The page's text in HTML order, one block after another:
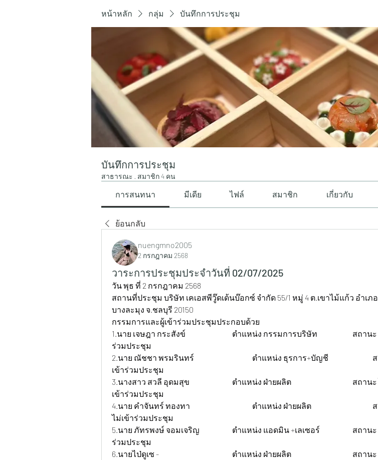
หน้าหลัก กลุ่ม บันทึกการประชุม
บันทึกการประชุม
สาธารณะ · สมาชิก 4 คน
การสนทนา มีเดีย ไฟล์ สมาชิก เกี่ยวกับ
ย้อนกลับ
nuengmno2005
2 กรกฎาคม 2568
วาระการประชุมประจำวันที่ 02/07/2025
วัน พุธ ที่ 2 กรกฎาคม 2568
สถานที่ประชุม บริษัท เคเอสพีวู๊ดเด้นบ๊อกซ์ จำกัด 55/1 หมู่ 4 ต.เขาไม้แก้ว อำเภอ
บางละมุง จ.ชลบุรี 20150
กรรมการและผู้เข้าร่วมประชุมประกอบด้วย
1.นาย เจษฎา กระสังข์ 			ตำแหน่ง กรรมการบริษัท 		สถานะ เข้า
ร่วมประชุม
2.นาย ณัชชา พรมรินทร์ 			ตำแหน่ง ธุรการ+บัญชี 			สถานะ
เข้าร่วมประชุม
3.นางสาว สวลี อุดมสุข 			ตำแหน่ง ฝ่ายผลิต 			สถานะ ไม่
เข้าร่วมประชุม
4.นาย คำจันทร์ ทองทา 			ตำแหน่ง ฝ่ายผลิต 			สถานะ
ไม่เข้าร่วมประชุม
5.นาย ภัทรพงษ์ จอมเจริญ 		ตำแหน่ง แอดมิน +เลเซอร์ 		สถานะ เข้า
ร่วมประชุม
6.นายไป่ดูเซ - 				ตำแหน่ง ฝ่ายผลิต 			สถานะ เข้า